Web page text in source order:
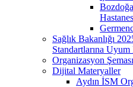
Sağlık Bakanlığı
Standartlarına Uyum
Organizasyon Şeması
Dijital Materyaller
Aydın İSM